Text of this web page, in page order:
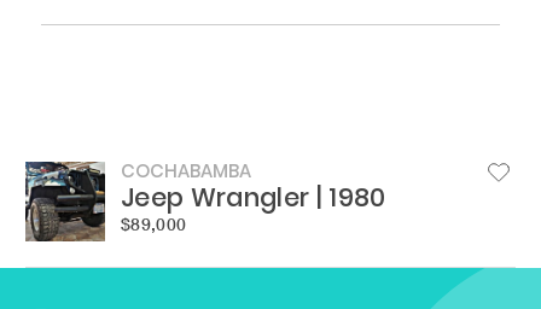
COCHABAMBA
Jeep Wrangler | 1980
$89,000